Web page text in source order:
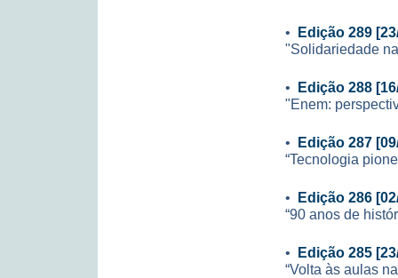
• Edição 289
"Solidariedade
• Edição 288
"Enem:
• Edição 287
“Tecnologia
• Edição 286
“90 anos de
• Edição 285
“Volta às aulas